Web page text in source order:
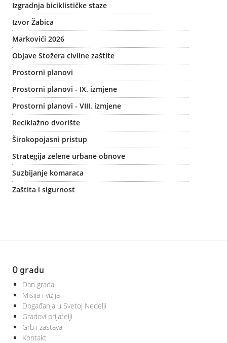
Izgradnja biciklističke staze
Izvor Žabica
Markovići 2026
Objave Stožera civilne zaštite
Prostorni planovi
Prostorni planovi - IX. izmjene
Prostorni planovi - VIII. izmjene
Reciklažno dvorište
Širokopojasni pristup
Strategija zelene urbane obnove
Suzbijanje komaraca
Zaštita i sigurnost
O gradu
Dan grada
Misija i vizija
Događanja u Svetoj Nedelji
Gradovi prijatelji
Grb i zastava
Kontakt